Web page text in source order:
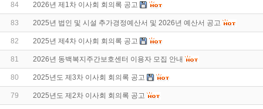
84 2026년 제1차 이사회 회의록 공고
83 2025년 법인 및 시설 추가경정예산서 및 2026년 예산서 공고
82 2025년 제4차 이사회 회의록 공고
81 2026년 동백복지주간보호센터 이용자 모집 안내
80 2025년도 제3차 이사회 회의록 공고
79 2025년도 제2차 이사회 회의록 공고